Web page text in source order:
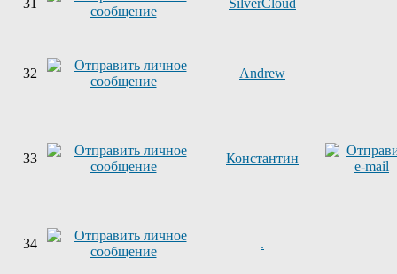
31 SilverCloud
32 Andrew
33 Константин
34 .